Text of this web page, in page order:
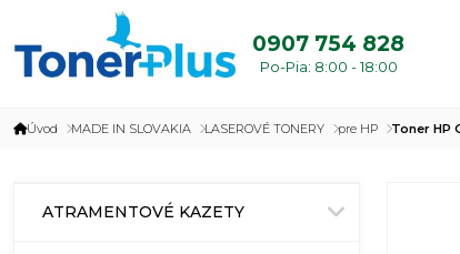
0907 754 828
Po-Pia: 8:00 - 18:00
Úvod MADE IN SLOVAKIA LASEROVÉ TONERY pre HP Toner HP
ATRAMENTOVÉ KAZETY